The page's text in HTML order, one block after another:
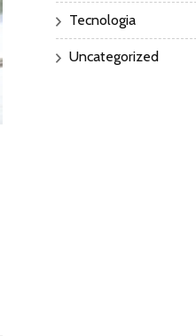
Tecnologia
Uncategorized